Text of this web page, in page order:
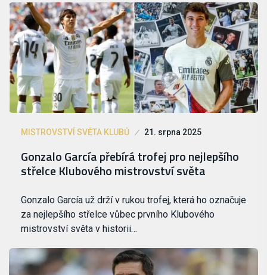
MISTROVSTVÍ SVĚTA KLUBŮ 21. srpna 2025
Gonzalo García přebírá trofej pro nejlepšího
střelce Klubového mistrovství světa
Gonzalo García už drží v rukou trofej, která ho označuje
za nejlepšího střelce vůbec prvního Klubového
mistrovství světa v historii…